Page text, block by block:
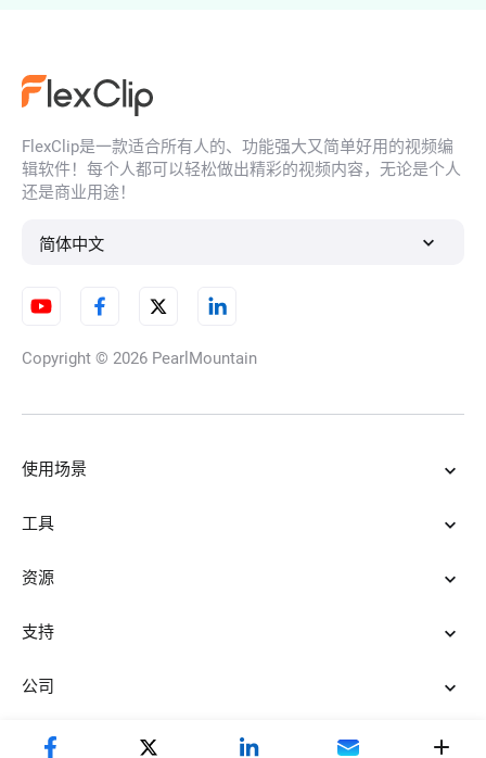
AI播客视频切片工具
FlexClip是一款适合所有人的、功能强大又简单好用的视频编
辑软件！每个人都可以轻松做出精彩的视频内容，无论是个人
还是商业用途！
简体中文
Copyright © 2026 PearlMountain
使用场景
工具
资源
支持
公司